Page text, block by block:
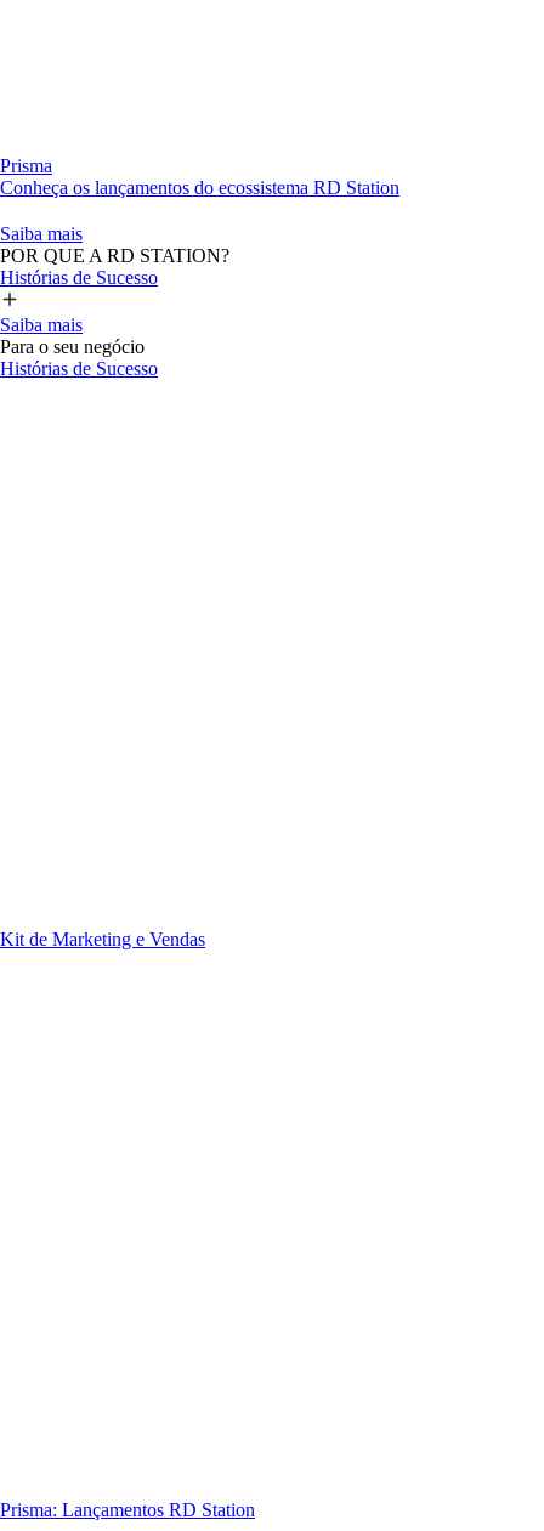
Prisma
Conheça os lançamentos do ecossistema RD Station
Saiba mais
POR QUE A RD STATION?
Histórias de Sucesso
Saiba mais
Para o seu negócio
Histórias de Sucesso
Kit de Marketing e Vendas
Prisma: Lançamentos RD Station